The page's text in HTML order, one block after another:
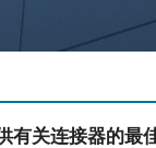
有关连接器的最